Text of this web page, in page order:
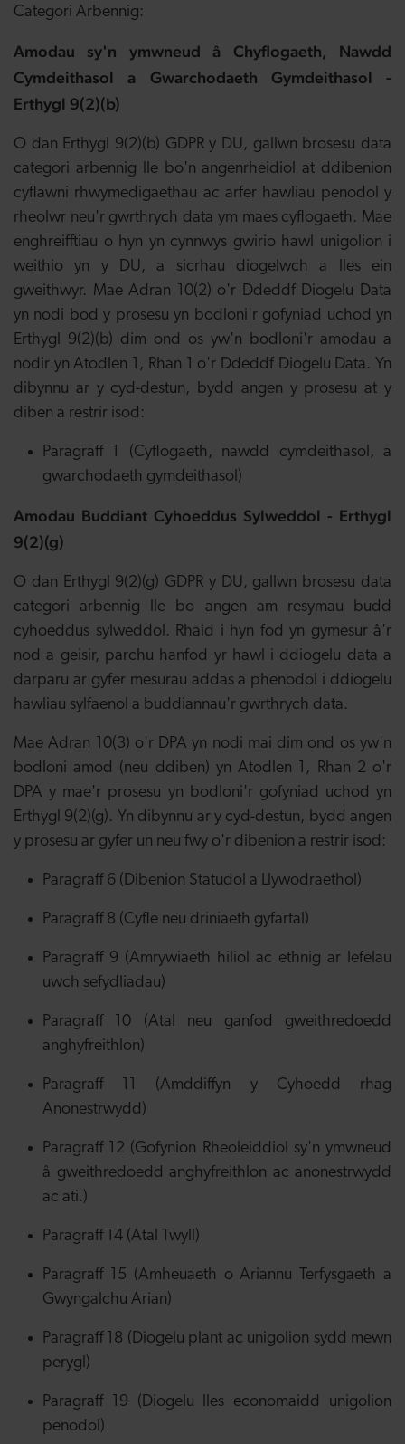
Categori Arbennig:
Amodau sy'n ymwneud â Chyflogaeth, Nawdd
Cymdeithasol a Gwarchodaeth Gymdeithasol -
Erthygl 9(2)(b)
O dan Erthygl 9(2)(b) GDPR y DU, gallwn brosesu data
categori arbennig lle bo'n angenrheidiol at ddibenion
cyflawni rhwymedigaethau ac arfer hawliau penodol y
rheolwr neu'r gwrthrych data ym maes cyflogaeth. Mae
enghreifftiau o hyn yn cynnwys gwirio hawl unigolion i
weithio yn y DU, a sicrhau diogelwch a lles ein
gweithwyr. Mae Adran 10(2) o'r Ddeddf Diogelu Data
yn nodi bod y prosesu yn bodloni'r gofyniad uchod yn
Erthygl 9(2)(b) dim ond os yw'n bodloni'r amodau a
nodir yn Atodlen 1, Rhan 1 o'r Ddeddf Diogelu Data. Yn
dibynnu ar y cyd-destun, bydd angen y prosesu at y
diben a restrir isod:
Paragraff 1 (Cyflogaeth, nawdd cymdeithasol, a
gwarchodaeth gymdeithasol)
Amodau Buddiant Cyhoeddus Sylweddol - Erthygl
9(2)(g)
O dan Erthygl 9(2)(g) GDPR y DU, gallwn brosesu data
categori arbennig lle bo angen am resymau budd
cyhoeddus sylweddol. Rhaid i hyn fod yn gymesur â'r
nod a geisir, parchu hanfod yr hawl i ddiogelu data a
darparu ar gyfer mesurau addas a phenodol i ddiogelu
hawliau sylfaenol a buddiannau'r gwrthrych data.
Mae Adran 10(3) o'r DPA yn nodi mai dim ond os yw'n
bodloni amod (neu ddiben) yn Atodlen 1, Rhan 2 o'r
DPA y mae'r prosesu yn bodloni'r gofyniad uchod yn
Erthygl 9(2)(g). Yn dibynnu ar y cyd-destun, bydd angen
y prosesu ar gyfer un neu fwy o'r dibenion a restrir isod:
Paragraff 6 (Dibenion Statudol a Llywodraethol)
Paragraff 8 (Cyfle neu driniaeth gyfartal)
Paragraff 9 (Amrywiaeth hiliol ac ethnig ar lefelau
uwch sefydliadau)
Paragraff 10 (Atal neu ganfod gweithredoedd
anghyfreithlon)
Paragraff 11 (Amddiffyn y Cyhoedd rhag
Anonestrwydd)
Paragraff 12 (Gofynion Rheoleiddiol sy'n ymwneud
â gweithredoedd anghyfreithlon ac anonestrwydd
ac ati.)
Paragraff 14 (Atal Twyll)
Paragraff 15 (Amheuaeth o Ariannu Terfysgaeth a
Gwyngalchu Arian)
Paragraff 18 (Diogelu plant ac unigolion sydd mewn
perygl)
Paragraff 19 (Diogelu lles economaidd unigolion
penodol)